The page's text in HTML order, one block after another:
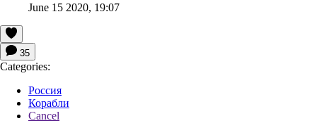
June 15 2020, 19:07
35
Categories:
Россия
Корабли
Cancel